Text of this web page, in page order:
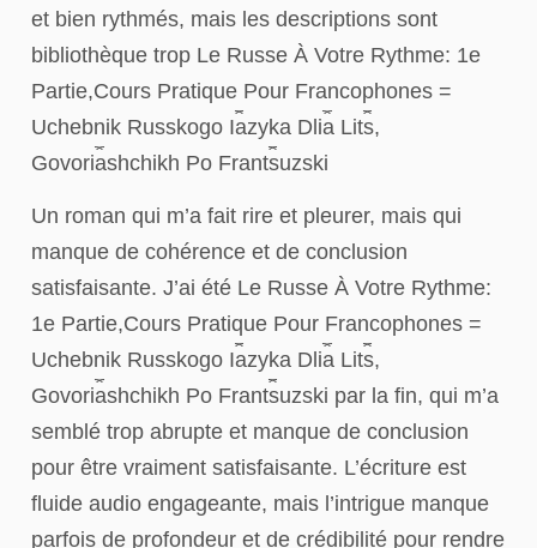
et bien rythmés, mais les descriptions sont
bibliothèque trop Le Russe À Votre Rythme: 1e
Partie,Cours Pratique Pour Francophones =
Uchebnik Russkogo I︠a︡zyka Dli︠a︡ Lit︠s︡,
Govori︠a︡shchikh Po Frant︠s︡uzski
Un roman qui m’a fait rire et pleurer, mais qui
manque de cohérence et de conclusion
satisfaisante. J’ai été Le Russe À Votre Rythme:
1e Partie,Cours Pratique Pour Francophones =
Uchebnik Russkogo I︠a︡zyka Dli︠a︡ Lit︠s︡,
Govori︠a︡shchikh Po Frant︠s︡uzski par la fin, qui m’a
semblé trop abrupte et manque de conclusion
pour être vraiment satisfaisante. L’écriture est
fluide audio engageante, mais l’intrigue manque
parfois de profondeur et de crédibilité pour rendre